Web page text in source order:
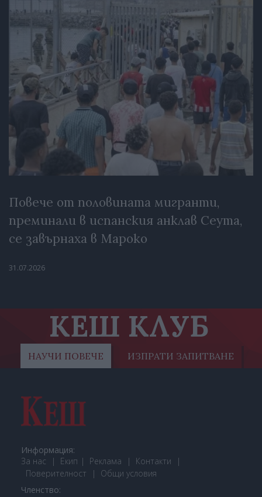
Повече от половината мигранти,
преминали в испанския анклав Сеута,
се завърнаха в Мароко
31.07.2026
КЕШ КЛУБ
НАУЧИ ПОВЕЧЕ ИЗПРАТИ ЗАПИТВАНЕ
Информация:
За нас
Екип Реклама
Контакти
Поверителност
Общи условия
Членство: